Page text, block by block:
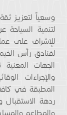
وسعياً لتعزيز
لتنمية
للإشراف على
لفنادق رأس
الجهات
والإجراءات
المطبقة في
ردهة الاستقبال